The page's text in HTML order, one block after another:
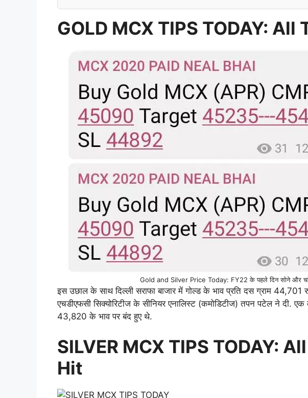
GOLD MCX TIPS TODAY: All
Gold and Silver Price Today: FY22 के पहले दिन सोने और
इस उछाल के साथ दिल्ली सराफा बाजार में गोल्ड के भाव प्रति दस ग्राम 44,701
एचडीएफसी सिक्योरिटीज के सीनियर एनालिस्ट (कमोडिटीज) तपन पटेल ने दी. एक
43,820 के भाव पर बंद हुए थे.
SILVER MCX TIPS TODAY:
Hit